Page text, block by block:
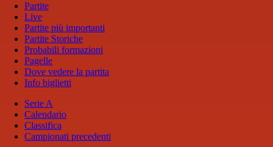
Partite
Live
Partite più importanti
Partite Storiche
Probabili formazioni
Pagelle
Dove vedere la partita
Info biglietti
Serie A
Calendario
Classifica
Campionati precedenti